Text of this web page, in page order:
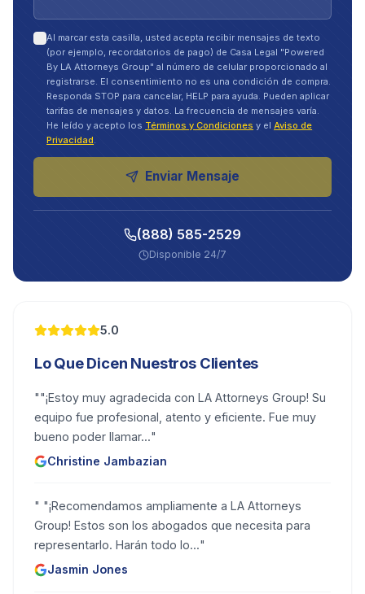
Al marcar esta casilla, usted acepta recibir mensajes de texto
(por ejemplo, recordatorios de pago) de Casa Legal "Powered
By LA Attorneys Group" al número de celular proporcionado al
registrarse. El consentimiento no es una condición de compra.
Responda STOP para cancelar, HELP para ayuda. Pueden aplicar
tarifas de mensajes y datos. La frecuencia de mensajes varía.
He leído y acepto los Términos y Condiciones y el Aviso de
Privacidad
Enviar Mensaje
(888) 585-2529
Disponible 24/7
5.0
Lo Que Dicen Nuestros Clientes
""¡Estoy muy agradecida con LA Attorneys Group! Su
equipo fue profesional, atento y eficiente. Fue muy
bueno poder llamar..."
Christine Jambazian
" "¡Recomendamos ampliamente a LA Attorneys
Group! Estos son los abogados que necesita para
representarlo. Harán todo lo..."
Jasmin Jones